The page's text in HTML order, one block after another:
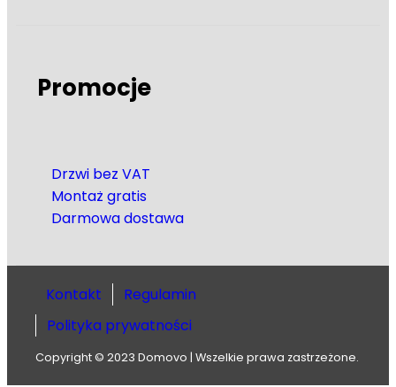
Promocje
Drzwi bez VAT
Montaż gratis
Darmowa dostawa
Kontakt
Regulamin
Polityka prywatności
Copyright © 2023 Domovo | Wszelkie prawa zastrzeżone.